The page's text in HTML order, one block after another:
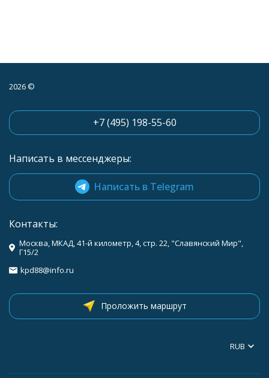
2026 ©
+7 (495) 198-55-60
Написать в мессенджеры:
Написать в Telegram
Контакты:
Москва, МКАД, 41-й километр, 4, стр. 22, "Славянский Мир",
Г15/2
kpd88@info.ru
Проложить маршрут
RUB